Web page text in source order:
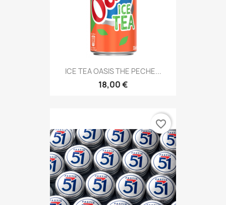
ICE TEA OASIS THE PECHE...
18,00 €
favorite_border